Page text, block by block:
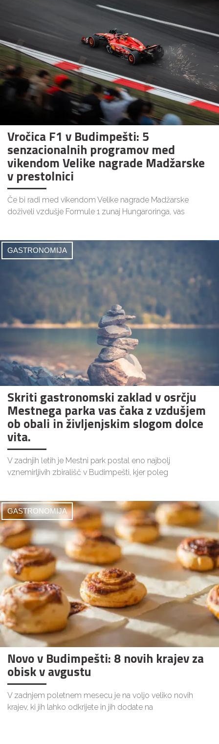
Vročica F1 v Budimpešti: 5
senzacionalnih programov med
vikendom Velike nagrade Madžarske
v prestolnici
Če bi radi med vikendom Velike nagrade Madžarske
doživeli vzdušje Formule 1 zunaj Hungaroringa, vas
GASTRONOMIJA
Skriti gastronomski zaklad v osrčju
Mestnega parka vas čaka z vzdušjem
ob obali in življenjskim slogom dolce
vita.
V zadnjih letih je Mestni park postal eno najbolj
vznemirljivih zbirališč v Budimpešti, kjer poleg
GASTRONOMIJA
Novo v Budimpešti: 8 novih krajev za
obisk v avgustu
V zadnjem poletnem mesecu je na voljo veliko novih
krajev, ki jih lahko odkrijete in jih dodate na